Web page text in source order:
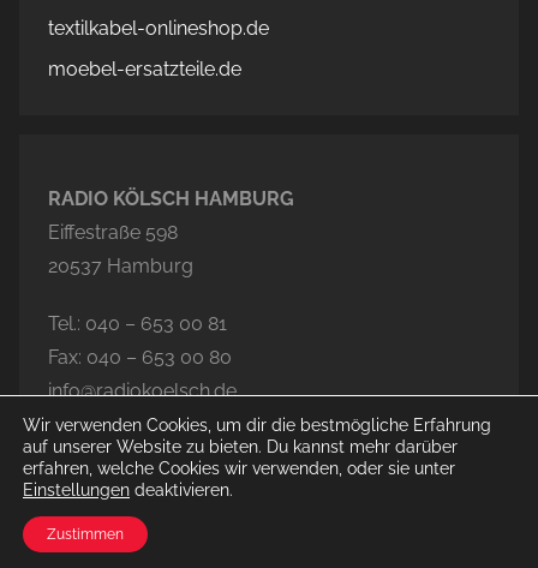
textilkabel-onlineshop.de
moebel-ersatzteile.de
RADIO KÖLSCH HAMBURG
Eiffestraße 598
20537 Hamburg
Tel.: 040 – 653 00 81
Fax: 040 – 653 00 80
info@radiokoelsch.de
© 2026 Radio Kölsch Hamburg
Wir verwenden Cookies, um dir die bestmögliche Erfahrung
auf unserer Website zu bieten. Du kannst mehr darüber
erfahren, welche Cookies wir verwenden, oder sie unter
Einstellungen deaktivieren.
Zustimmen